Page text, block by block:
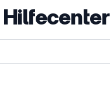
Hilfecenter